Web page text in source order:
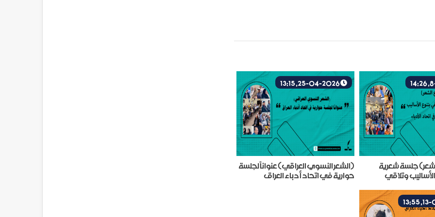
جلسة شعرية
وتلاقي
25-04-2026, 13:15
(الشعر النسوي العراقي) عنواناً لجلسة
حوارية في اتحاد أدباء العراق